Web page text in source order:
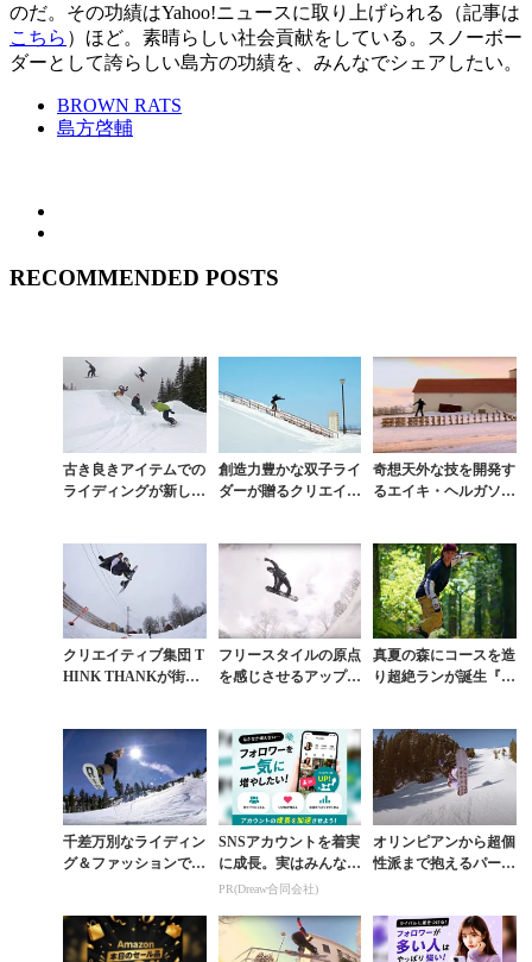
のだ。その功績はYahoo!ニュースに取り上げられる（記事は
こちら ）ほど。素晴らしい社会貢献をしている。スノーボー
ダーとして誇らしい島方の功績を、みんなでシェアしたい。
BROWN RATS
島方啓輔
RECOMMENDED POSTS
古き良きアイテムでの
ライディングが新しい
創造力豊かな双子ライ
ダーが贈るクリエイテ
奇想天外な技を開発す
るエイキ・ヘルガソン
クリエイティブ集団 T
HINK THANKが街中
フリースタイルの原点
を感じさせるアップカ
真夏の森にコースを造
り超絶ランが誕生『E
千差万別なライディン
グ＆ファッションで楽
SNSアカウントを着実
に成長。実はみんなコ
コ使ってます。
PR(Dreaw合同会社)
オリンピアンから超個
性派まで抱えるパーク
W』